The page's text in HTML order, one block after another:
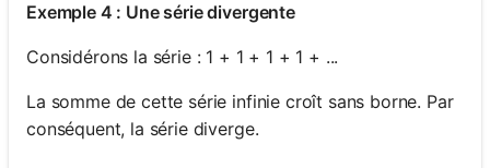
Exemple 4 : Une série divergente
Considérons la série : 1 + 1 + 1 + 1 + ...
La somme de cette série infinie croît sans borne. Par
conséquent, la série diverge.